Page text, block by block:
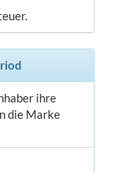
ihre
die Marke